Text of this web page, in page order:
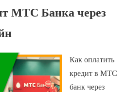
МТС Банка через
Как оплатить
кредит в МТС
банк через